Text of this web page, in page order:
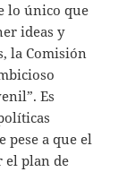
lo único que
ideas y
la Comisión
Es
pese a que el
el plan de